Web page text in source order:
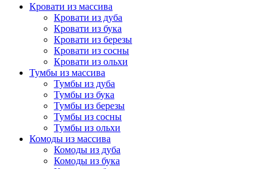
Кровати из массива
Кровати из дуба
Кровати из бука
Кровати из березы
Кровати из сосны
Кровати из ольхи
Тумбы из массива
Тумбы из дуба
Тумбы из бука
Тумбы из березы
Тумбы из сосны
Тумбы из ольхи
Комоды из массива
Комоды из дуба
Комоды из бука